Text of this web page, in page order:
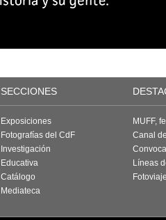
SECCIONES
Exposiciones
Fotografías del CdF
Investigación
Educativa
Catálogo
Mediateca
MUFF,
Canal
Líneas